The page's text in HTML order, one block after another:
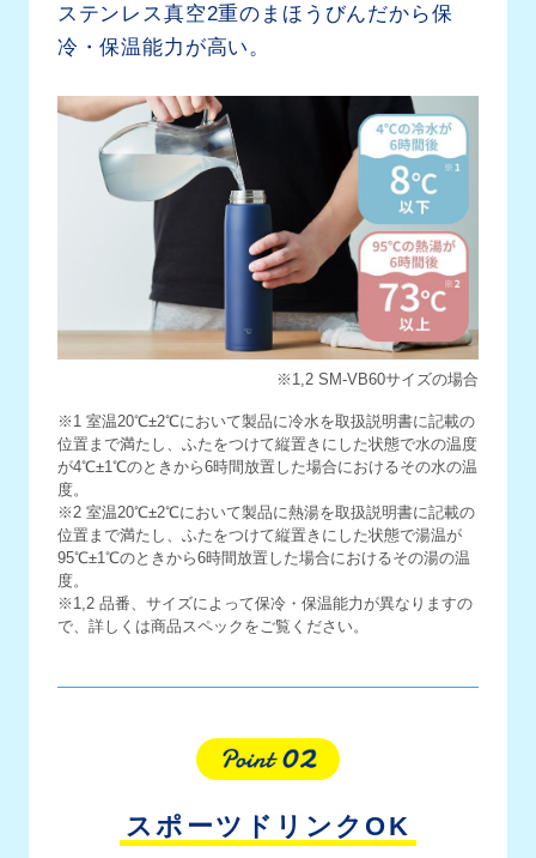
ステンレス真空2重のまほうびんだから保
冷・保温能力が高い。
※1,2 SM-VB60サイズの場合
※1 室温20℃±2℃において製品に冷水を取扱説明書に記載の
位置まで満たし、ふたをつけて縦置きにした状態で水の温度
が4℃±1℃のときから6時間放置した場合におけるその水の温
度。
※2 室温20℃±2℃において製品に熱湯を取扱説明書に記載の
位置まで満たし、ふたをつけて縦置きにした状態で湯温が
95℃±1℃のときから6時間放置した場合におけるその湯の温
度。
※1,2 品番、サイズによって保冷・保温能力が異なりますの
で、詳しくは商品スペックをご覧ください。
スポーツドリンクOK